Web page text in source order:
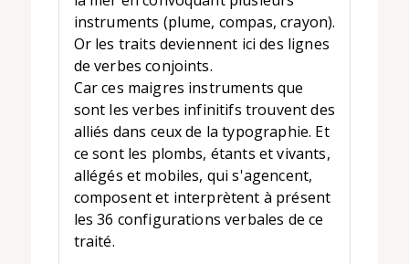
instruments (plume, compas, crayon).
Or les traits deviennent ici des lignes
de verbes conjoints.
Car ces maigres instruments que
sont les verbes infinitifs trouvent des
alliés dans ceux de la typographie. Et
ce sont les plombs, étants et vivants,
allégés et mobiles, qui s'agencent,
composent et interprètent à présent
les 36 configurations verbales de ce
traité.